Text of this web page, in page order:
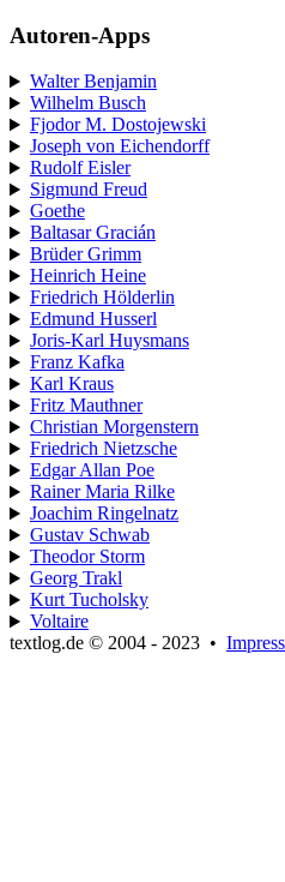
Autoren-Apps
Walter Benjamin
Wilhelm Busch
Fjodor M. Dostojewski
Joseph von Eichendorff
Rudolf Eisler
Sigmund Freud
Goethe
Baltasar Gracián
Brüder Grimm
Heinrich Heine
Friedrich Hölderlin
Edmund Husserl
Joris-Karl Huysmans
Franz Kafka
Karl Kraus
Fritz Mauthner
Christian Morgenstern
Friedrich Nietzsche
Edgar Allan Poe
Rainer Maria Rilke
Joachim Ringelnatz
Gustav Schwab
Theodor Storm
Georg Trakl
Kurt Tucholsky
Voltaire
textlog.de © 2004 - 2023 •